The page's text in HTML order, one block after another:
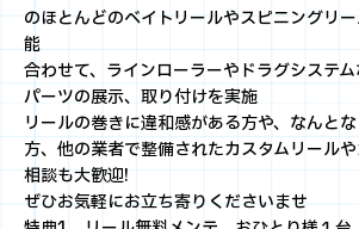
のほとんどのベイトリールやスピニングリ
能
合わせて、ラインローラーやドラグシステ
パーツの展示、取り付けを実施
リールの巻きに違和感がある方や、なんと
方、他の業者で整備されたカスタムリール
相談も大歓迎!
ぜひお気軽にお立ち寄りくださいませ